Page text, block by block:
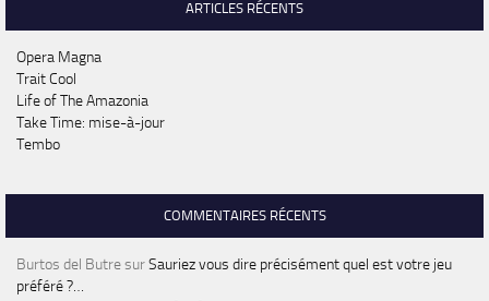
ARTICLES RÉCENTS
Opera Magna
Trait Cool
Life of The Amazonia
Take Time: mise-à-jour
Tembo
COMMENTAIRES RÉCENTS
Burtos del ButresurSauriez vous dire précisément quel est votre jeu
préféré ?…